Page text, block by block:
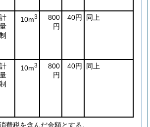
計
量
制
10m3
800
円
40円 同上
計
量
制
10m3
800
円
40円 同上
費税を含んだ金額とする。